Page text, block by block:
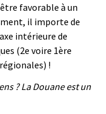
favorable à un
il importe de
intérieure de
(2e voire 1ère
!
? La Douane est un